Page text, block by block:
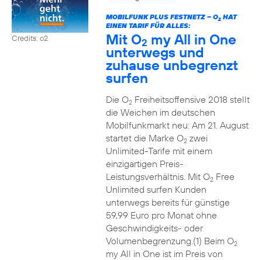
Credits: o2
MOBILFUNK PLUS FESTNETZ – O2HAT
EINEN TARIF FÜR ALLES:
Mit O2 my All in One
unterwegs und
zuhause unbegrenzt
surfen
Die O2Freiheitsoffensive 2018 stellt
die Weichen im deutschen
Mobilfunkmarkt neu: Am 21. August
startet die Marke O2zwei
Unlimited-Tarife mit einem
einzigartigen Preis-
Leistungsverhältnis. Mit O2Free
Unlimited surfen Kunden
unterwegs bereits für günstige
59,99 Euro pro Monat ohne
Geschwindigkeits- oder
Volumenbegrenzung.(1) Beim O2
my All in One ist im Preis von